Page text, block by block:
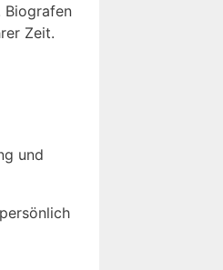
Biografen
Zeit.
und